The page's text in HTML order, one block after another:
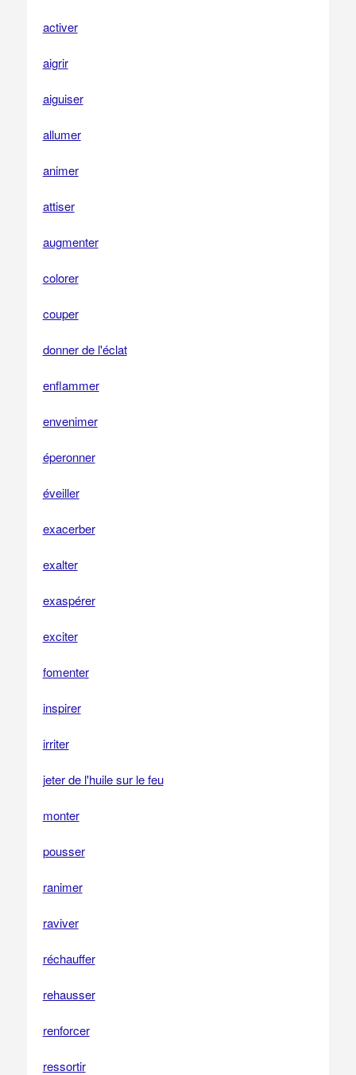
activer
aigrir
aiguiser
allumer
animer
attiser
augmenter
colorer
couper
donner de l'éclat
enflammer
envenimer
éperonner
éveiller
exacerber
exalter
exaspérer
exciter
fomenter
inspirer
irriter
jeter de l'huile sur le feu
monter
pousser
ranimer
raviver
réchauffer
rehausser
renforcer
ressortir